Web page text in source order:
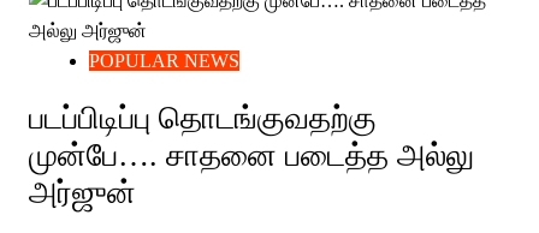
POPULAR NEWS
படப்பிடிப்பு தொடங்குவதற்கு
முன்பே…. சாதனை படைத்த அல்லு
அர்ஜுன்